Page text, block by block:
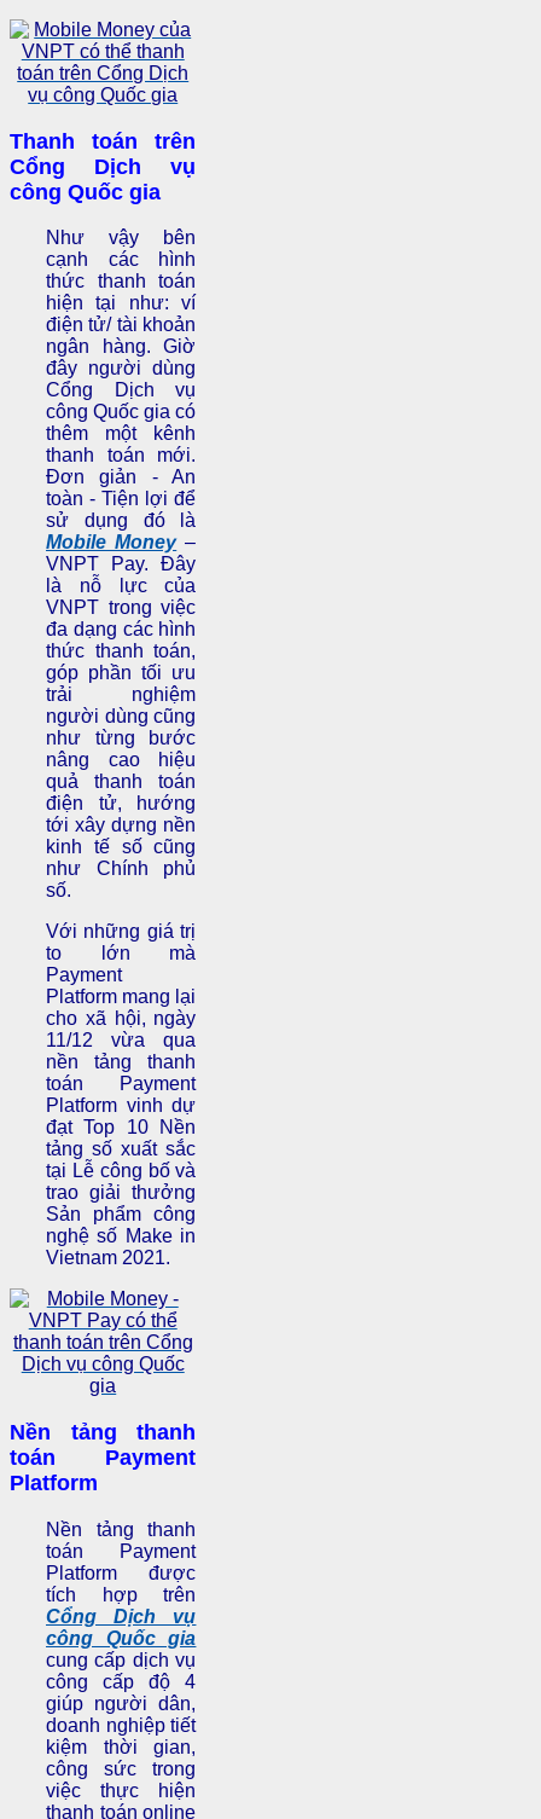
Thanh toán trên
Cổng Dịch vụ
công Quốc gia
Như vậy bên
cạnh các hình
thức thanh toán
hiện tại như: ví
điện tử/ tài khoản
ngân hàng. Giờ
đây người dùng
Cổng Dịch vụ
công Quốc gia có
thêm một kênh
thanh toán mới.
Đơn giản - An
toàn - Tiện lợi để
sử dụng đó là
Mobile Money–
VNPT Pay. Đây
là nỗ lực của
VNPT trong việc
đa dạng các hình
thức thanh toán,
góp phần tối ưu
trải nghiệm
người dùng cũng
như từng bước
nâng cao hiệu
quả thanh toán
điện tử, hướng
tới xây dựng nền
kinh tế số cũng
như Chính phủ
số.
Với những giá trị
to lớn mà
Payment
Platform mang lại
cho xã hội, ngày
11/12 vừa qua
nền tảng thanh
toán Payment
Platform vinh dự
đạt Top 10 Nền
tảng số xuất sắc
tại Lễ công bố và
trao giải thưởng
Sản phẩm công
nghệ số Make in
Vietnam 2021.
Nền tảng thanh
toán Payment
Platform
Nền tảng thanh
toán Payment
Platform được
tích hợp trên
Cổng Dịch vụ
công Quốc gia
cung cấp dịch vụ
công cấp độ 4
giúp người dân,
doanh nghiệp tiết
kiệm thời gian,
công sức trong
việc thực hiện
thanh toán online